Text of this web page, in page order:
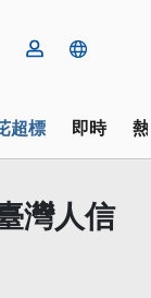
超標 即時
灣人信